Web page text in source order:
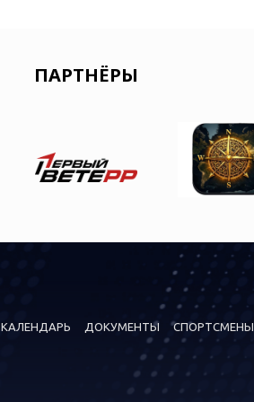
ПАРТНЁРЫ
КАЛЕНДАРЬ ДОКУМЕНТЫ СПОРТСМЕНЫ